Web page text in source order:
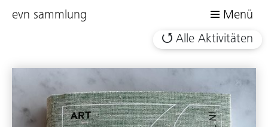
evn sammlung
Menü
Alle Aktivitäten